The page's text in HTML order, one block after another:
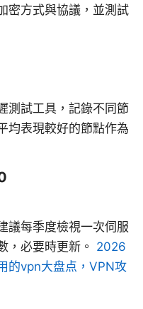
密方式與協議，並測試
測試工具，記錄不同節
均表現較好的節點作為
議每季度檢視一次伺服
，必要時更新。 2026
的vpn大盘点，VPN攻